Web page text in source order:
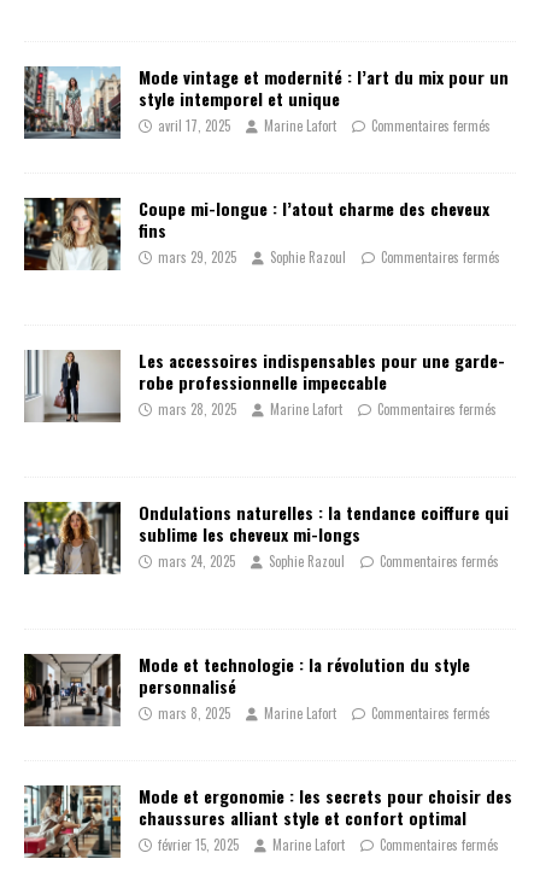
Mode vintage et modernité : l’art du mix pour un
style intemporel et unique
avril 17, 2025 Marine Lafort Commentaires fermés
Coupe mi-longue : l’atout charme des cheveux
fins
mars 29, 2025 Sophie Razoul Commentaires fermés
Les accessoires indispensables pour une garde-
robe professionnelle impeccable
mars 28, 2025 Marine Lafort Commentaires fermés
Ondulations naturelles : la tendance coiffure qui
sublime les cheveux mi-longs
mars 24, 2025 Sophie Razoul Commentaires fermés
Mode et technologie : la révolution du style
personnalisé
mars 8, 2025 Marine Lafort Commentaires fermés
Mode et ergonomie : les secrets pour choisir des
chaussures alliant style et confort optimal
février 15, 2025 Marine Lafort Commentaires fermés